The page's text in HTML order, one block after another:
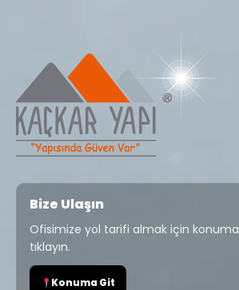
Bize Ulaşın
Ofisimize yol tarifi almak için konuma
tıklayın.
Konuma Git